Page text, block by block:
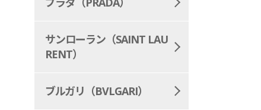
サンローラン（SAINT LAU
RENT）
ブルガリ（BVLGARI）